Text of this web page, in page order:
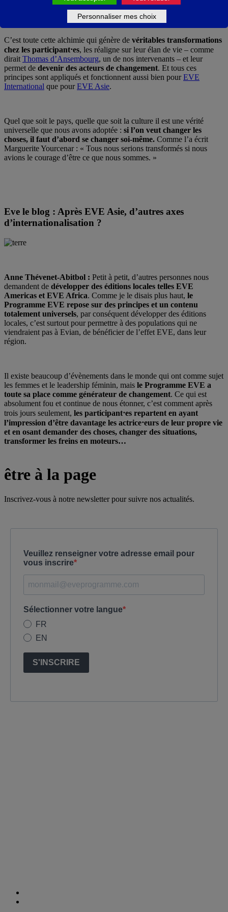
C’est toute cette alchimie qui génère de véritables transformations
chez les participant⋅es, les réaligne sur leur élan de vie – comme
dirait Thomas d’Ansembourg, un de nos intervenants – et leur
permet de devenir des acteurs de changement. Et tous ces
principes sont appliqués et fonctionnent aussi bien pourEVE
International que pourEVE Asie.
Quel que soit le pays, quelle que soit la culture il est une vérité
universelle que nous avons adoptée : si l’on veut changer les
choses, il faut d’abord se changer soi-même. Comme l’a écrit
Marguerite Yourcenar : « Tous nous serions transformés si nous
avions le courage d’être ce que nous sommes. »
Eve le blog : Après EVE Asie, d’autres axes
d’internationalisation ?
Anne Thévenet-Abitbol : Petit à petit, d’autres personnes nous
demandent de développer des éditions locales telles EVE
Americas et EVE Africa. Comme je le disais plus haut, le
Programme EVE repose sur des principes et un contenu
totalement universels, par conséquent développer des éditions
locales, c’est surtout pour permettre à des populations qui ne
viendraient pas à Evian, de bénéficier de l’effet EVE, dans leur
région.
Il existe beaucoup d’évènements dans le monde qui ont comme sujet
les femmes et le leadership féminin, mais le Programme EVE a
toute sa place comme générateur de changement. Ce qui est
absolument fou et continue de nous étonner, c’est comment après
trois jours seulement, les participant⋅es repartent en ayant
l’impression d’être davantage les actrice⋅eurs de leur propre vie
et en osant demander des choses, changer des situations,
transformer les freins en moteurs…
être à la page
Inscrivez-vous à notre newsletter pour suivre nos actualités.
Veuillez renseigner votre adresse email pour
vous inscrire
Sélectionner votre langue
FR
EN
S'INSCRIRE
Personnaliser mes choix